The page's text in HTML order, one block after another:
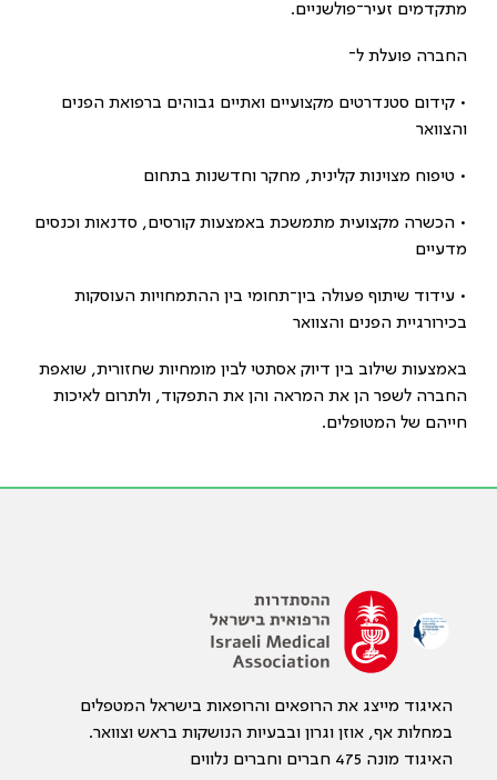
מתקדמים זעיר־פולשניים.
החברה פועלת ל־
• קידום סטנדרטים מקצועיים ואתיים גבוהים ברפואת הפנים
והצוואר
• טיפוח מצוינות קלינית, מחקר וחדשנות בתחום
• הכשרה מקצועית מתמשכת באמצעות קורסים, סדנאות וכנסים
מדעיים
• עידוד שיתוף פעולה בין־תחומי בין ההתמחויות העוסקות
בכירורגיית הפנים והצוואר
באמצעות שילוב בין דיוק אסתטי לבין מומחיות שחזורית, שואפת
החברה לשפר הן את המראה והן את התפקוד, ולתרום לאיכות
חייהם של המטופלים.
האיגוד מייצג את הרופאים והרופאות בישראל המטפלים
במחלות אף, אוזן וגרון ובבעיות הנושקות בראש וצוואר.
האיגוד מונה 475 חברים וחברים נלווים